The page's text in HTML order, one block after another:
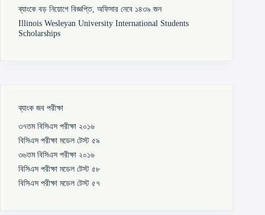
ব্যাংকে বড় নিয়োগে বিজ্ঞপ্তি, অফিসার নেবে ১৪৩৯ জন
Illinois Wesleyan University International Students
Scholarships
ব্যাংক জব পরীক্ষা
৩৭তম বিসিএস পরীক্ষা ২০১৬
বিসিএস পরীক্ষা মডেল টেস্ট ৫৯
৩৬তম বিসিএস পরীক্ষা ২০১৬
বিসিএস পরীক্ষা মডেল টেস্ট ৫৮
বিসিএস পরীক্ষা মডেল টেস্ট ৫৭